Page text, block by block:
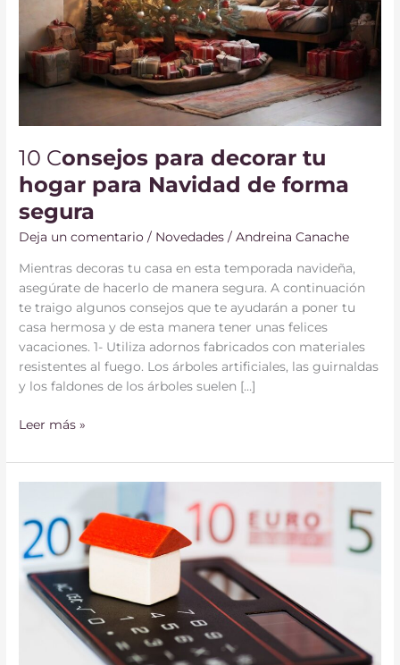
10 Consejos para decorar tu
hogar para Navidad de forma
segura
Deja un comentario / Novedades /Andreina Canache
Mientras decoras tu casa en esta temporada navideña,
asegúrate de hacerlo de manera segura. A continuación
te traigo algunos consejos que te ayudarán a poner tu
casa hermosa y de esta manera tener unas felices
vacaciones. 1- Utiliza adornos fabricados con materiales
resistentes al fuego. Los árboles artificiales, las guirnaldas
y los faldones de los árboles suelen […]
Leer más »
un
presupuesto
familiar?